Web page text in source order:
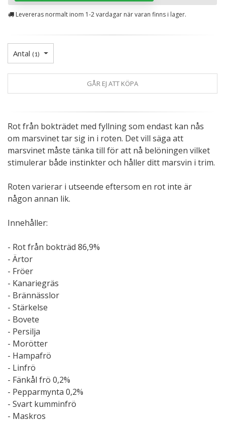
Levereras normalt inom 1-2 vardagar när varan finns i lager.
Antal (1)
GÅR EJ ATT KÖPA
Rot från bokträdet med fyllning som endast kan nås
om marsvinet tar sig in i roten. Det vill säga att
marsvinet måste tänka till för att nå belöningen vilket
stimulerar både instinkter och håller ditt marsvin i trim.
Roten varierar i utseende eftersom en rot inte är
någon annan lik.
Innehåller:
- Rot från bokträd 86,9%
- Ärtor
- Fröer
- Kanariegräs
- Brännässlor
- Stärkelse
- Bovete
- Persilja
- Morötter
- Hampafrö
- Linfrö
- Fänkål frö 0,2%
- Pepparmynta 0,2%
- Svart kumminfrö
- Maskros